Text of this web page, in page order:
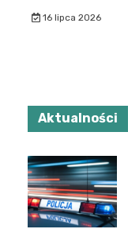
16 lipca 2026
Aktualności